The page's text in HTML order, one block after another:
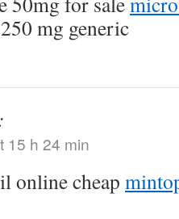
mg generic
15 h 24 min
online cheap